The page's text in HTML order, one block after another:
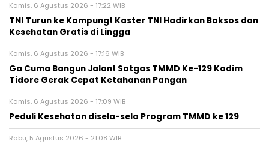
Kamis, 6 Agustus 2026 - 17:22 WIB
TNI Turun ke Kampung! Kaster TNI Hadirkan Baksos dan
Kesehatan Gratis di Lingga
Kamis, 6 Agustus 2026 - 17:16 WIB
Ga Cuma Bangun Jalan! Satgas TMMD Ke-129 Kodim
Tidore Gerak Cepat Ketahanan Pangan
Kamis, 6 Agustus 2026 - 17:09 WIB
Peduli Kesehatan disela-sela Program TMMD ke 129
Rabu, 5 Agustus 2026 - 21:08 WIB